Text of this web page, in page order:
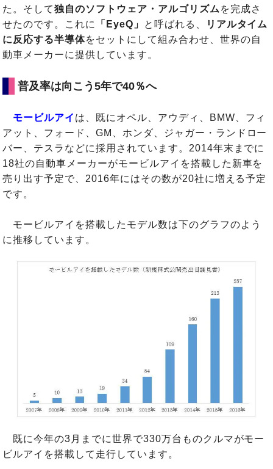
た。そして独自のソフトウェア・アルゴリズム を完成さ
せたのです。これに
「EyeQ」 と呼ばれる、
リアルタイム
に反応する半導体をセットにして組み合わせ、世界の自
動車メーカーに提供しています。
普及率は向こう5年で40％へ
モービルアイ は、既にオペル、アウディ、BMW、フィ
アット、フォード、GM、ホンダ、ジャガー・ランドロー
バー、テスラなどに採用されています。2014年末までに
18社の自動車メーカーがモービルアイを搭載した新車を
売り出す予定で、2016年にはその数が20社に増える予定
です。
モービルアイを搭載したモデル数は下のグラフのよう
に推移しています。
既に今年の3月までに世界で330万台ものクルマがモー
ビルアイを搭載して走行しています。